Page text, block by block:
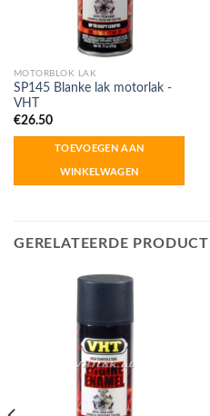
MOTORBLOK LAK
SP145 Blanke lak motorlak -
VHT
€26.50
TOEVOEGEN AAN
WINKELWAGEN
GERELATEERDE